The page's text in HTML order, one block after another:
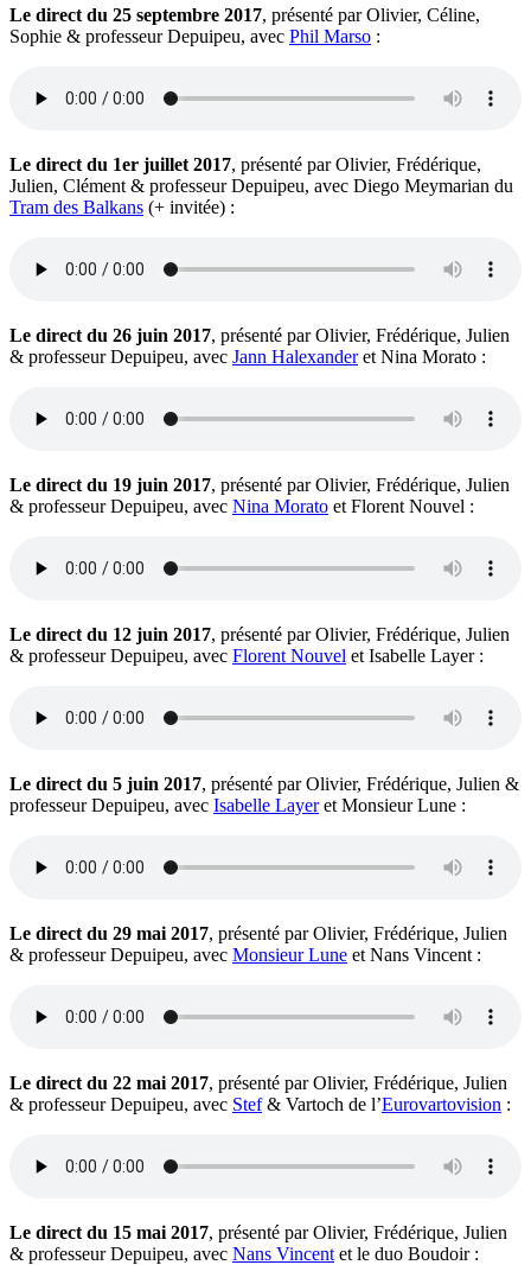
Le direct du 25 septembre 2017, présenté par Olivier, Céline,
Sophie & professeur Depuipeu, avec Phil Marso :
Le direct du 1er juillet 2017, présenté par Olivier, Frédérique,
Julien, Clément & professeur Depuipeu, avec Diego Meymarian du
Tram des Balkans (+ invitée) :
Le direct du 26 juin 2017, présenté par Olivier, Frédérique, Julien
& professeur Depuipeu, avec Jann Halexanderet Nina Morato :
Le direct du 19 juin 2017, présenté par Olivier, Frédérique, Julien
& professeur Depuipeu, avec Nina Morato et Florent Nouvel :
Le direct du 12 juin 2017, présenté par Olivier, Frédérique, Julien
& professeur Depuipeu, avec Florent Nouvel et Isabelle Layer :
Le direct du 5 juin 2017, présenté par Olivier, Frédérique, Julien &
professeur Depuipeu, avec Isabelle Layeret Monsieur Lune :
Le direct du 29 mai 2017, présenté par Olivier, Frédérique, Julien
& professeur Depuipeu, avec Monsieur Lune et Nans Vincent :
Le direct du 22 mai 2017, présenté par Olivier, Frédérique, Julien
& professeur Depuipeu, avec Stef& Vartoch de l’Eurovartovision :
Le direct du 15 mai 2017, présenté par Olivier, Frédérique, Julien
& professeur Depuipeu, avec Nans Vincent et le duo Boudoir :